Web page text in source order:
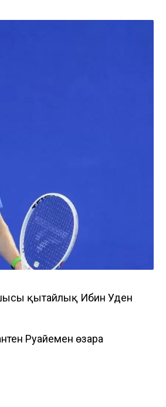
қытайлық Ибин Уден
Руайемен өзара